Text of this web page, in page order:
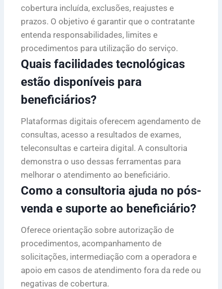
cobertura incluída, exclusões, reajustes e
prazos. O objetivo é garantir que o contratante
entenda responsabilidades, limites e
procedimentos para utilização do serviço.
Quais facilidades tecnológicas
estão disponíveis para
beneficiários?
Plataformas digitais oferecem agendamento de
consultas, acesso a resultados de exames,
teleconsultas e carteira digital. A consultoria
demonstra o uso dessas ferramentas para
melhorar o atendimento ao beneficiário.
Como a consultoria ajuda no pós-
venda e suporte ao beneficiário?
Oferece orientação sobre autorização de
procedimentos, acompanhamento de
solicitações, intermediação com a operadora e
apoio em casos de atendimento fora da rede ou
negativas de cobertura.